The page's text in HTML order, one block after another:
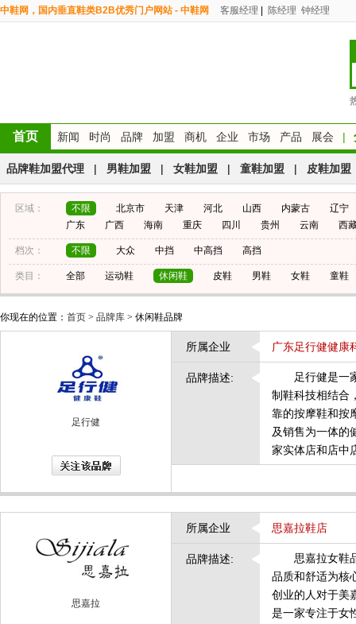
中鞋网，国内垂直鞋类B2B优秀门户网站 - 中鞋网 客服经理 陈经理 钟经理
首页 新闻 时尚 品牌 加盟 商机 企业 市场 产品 展会 |
品牌鞋加盟代理 | 男鞋加盟 | 女鞋加盟 | 童鞋加盟 | 皮鞋加盟
区域： 不限 北京市 天津 河北 山西 内蒙古
辽宁
广东
广西 海南 重庆 四川 贵州 云南 西
档次： 不限 大众 中挡 中高挡 高挡
类目： 全部 运动鞋 休闲鞋 皮鞋 男鞋 女鞋 童鞋
你现在的位置： 首页 > 品牌库 > 休闲鞋品牌
足行健
所属企业 广东足行健健康
品牌描述:
足行健是一家
制鞋科技相结合
靠的按摩鞋和
及销售为一体的
家实体店和店中
思嘉拉
所属企业 思嘉拉鞋店
品牌描述:
思嘉拉女鞋品
品质和舒适为核
创业的人对于
是一家专注于女